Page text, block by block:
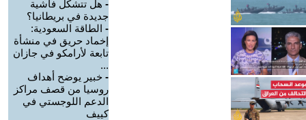
- هل تتشكل فاشية
جديدة في بريطانيا؟
- الطاقة السعودية:
إخماد حريق في منشأة
تابعة لأرامكو في جازان
...
- خبير يوضح أهداف
روسيا من قصف مراكز
الدعم اللوجستي في
كييف